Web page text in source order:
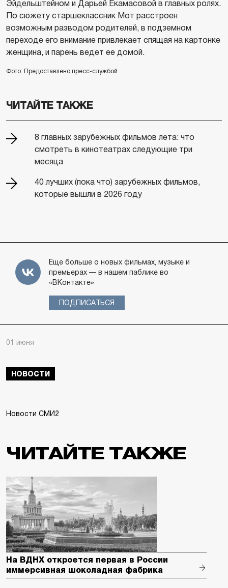
Эйдельштейном и Дарьей Екамасовой в главных ролях.
По сюжету старшеклассник Мот расстроен
возможным разводом родителей, в подземном
переходе его внимание привлекает спящая на картонке
женщина, и парень ведет ее домой.
Фото: Предоставлено пресс-службой
ЧИТАЙТЕ ТАКЖЕ
8 главных зарубежных фильмов лета: что
смотреть в кинотеатрах следующие три
месяца
40 лучших (пока что) зарубежных фильмов,
которые вышли в 2026 году
Еще больше о новых фильмах, музыке и
премьерах — в нашем паблике во
«ВКонтакте»
ПОДПИСАТЬСЯ
01 июня
НОВОСТИ
Новости СМИ2
ЧИТАЙТЕ ТАКЖЕ
На ВДНХ откроется первая в России
иммерсивная шоколадная фабрика